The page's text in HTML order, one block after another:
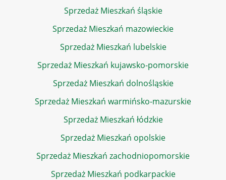
Sprzedaż Mieszkań śląskie
Sprzedaż Mieszkań mazowieckie
Sprzedaż Mieszkań lubelskie
Sprzedaż Mieszkań kujawsko-pomorskie
Sprzedaż Mieszkań dolnośląskie
Sprzedaż Mieszkań warmińsko-mazurskie
Sprzedaż Mieszkań łódzkie
Sprzedaż Mieszkań opolskie
Sprzedaż Mieszkań zachodniopomorskie
Sprzedaż Mieszkań podkarpackie